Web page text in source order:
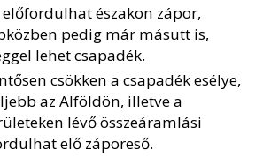
északon zápor,
pedig már másutt is,
lehet csapadék.
csökken a csapadék esélye,
az Alföldön, illetve a
lévő összeáramlási
elő záporeső.